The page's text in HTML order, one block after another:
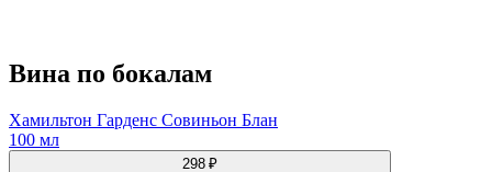
Вина по бокалам
Хамильтон Гарденс Совиньон Блан
100 мл
298 ₽